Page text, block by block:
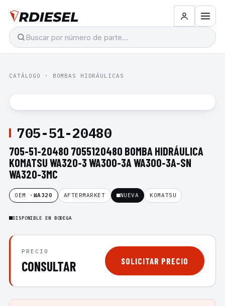
CATÁLOGO · BOMBAS HIDRÁULICAS
705-51-20480
705-51-20480 7055120480 BOMBA HIDRÁULICA
KOMATSU WA320-3 WA300-3A WA300-3A-SN
WA320-3MC
OEM · WA320 AFTERMARKET NUEVA KOMATSU
DISPONIBLE EN BODEGA
PRECIO
CONSULTAR SOLICITAR PRECIO